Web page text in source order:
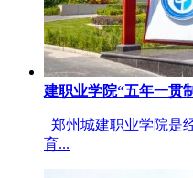
建职业学院“五年一贯
郑州城建职业学院是
育...